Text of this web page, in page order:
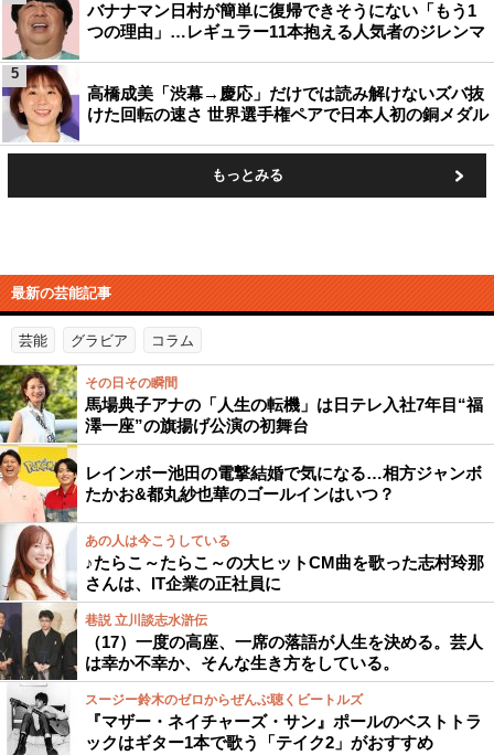
バナナマン日村が簡単に復帰できそうにない「もう1
つの理由」…レギュラー11本抱える人気者のジレンマ
高橋成美「渋幕→慶応」だけでは読み解けないズバ抜
けた回転の速さ 世界選手権ペアで日本人初の銅メダル
5
もっとみる
最新の芸能記事
芸能 グラビア コラム
その日その瞬間
馬場典子アナの「人生の転機」は日テレ入社7年目“福
澤一座”の旗揚げ公演の初舞台
レインボー池田の電撃結婚で気になる…相方ジャンボ
たかお&都丸紗也華のゴールインはいつ？
あの人は今こうしている
♪たらこ～たらこ～の大ヒットCM曲を歌った志村玲那
さんは、IT企業の正社員に
巷説 立川談志水滸伝
（17）一度の高座、一席の落語が人生を決める。芸人
は幸か不幸か、そんな生き方をしている。
スージー鈴木のゼロからぜんぶ聴くビートルズ
『マザー・ネイチャーズ・サン』ポールのベストトラ
ックはギター1本で歌う「テイク2」がおすすめ